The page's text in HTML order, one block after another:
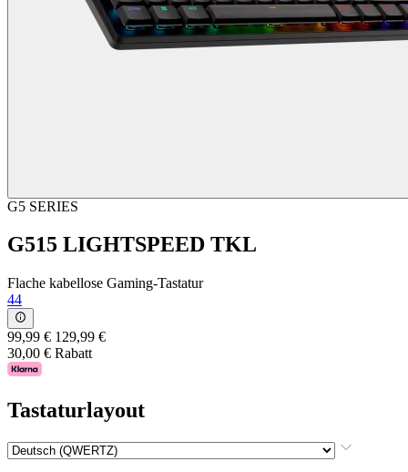
G5 SERIES
G515 LIGHTSPEED TKL
Flache kabellose Gaming-Tastatur
44
99,99 € 129,99 €
30,00 € Rabatt
Tastaturlayout